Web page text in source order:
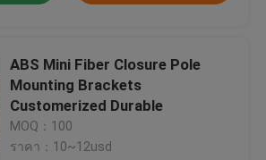
ABS Mini Fiber Closure Pole
Mounting Brackets
Customerized Durable
MOQ：100
ราคา：10~12usd